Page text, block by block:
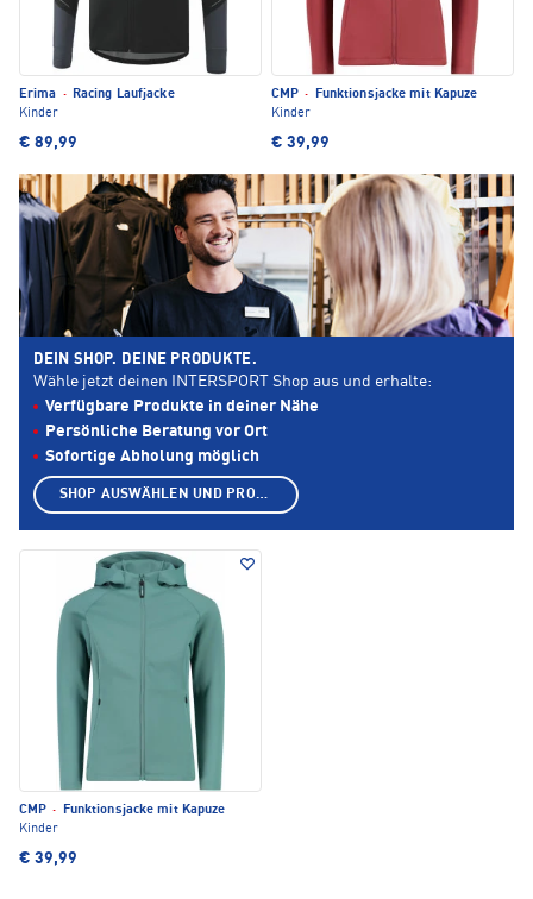
Erima ·
Racing Laufjacke
Kinder
€ 89,99
CMP ·
Funktionsjacke mit Kapuze
Kinder
€ 39,99
CMP ·
Funktionsjacke mit Kapuze
Kinder
€ 39,99
DEIN SHOP. DEINE PRODUKTE.
Wähle jetzt deinen INTERSPORT Shop aus und erhalte:
Verfügbare Produkte in deiner Nähe
Persönliche Beratung vor Ort
Sofortige Abholung möglich
SHOP AUSWÄHLEN UND PRODUKTE ANZEIGEN